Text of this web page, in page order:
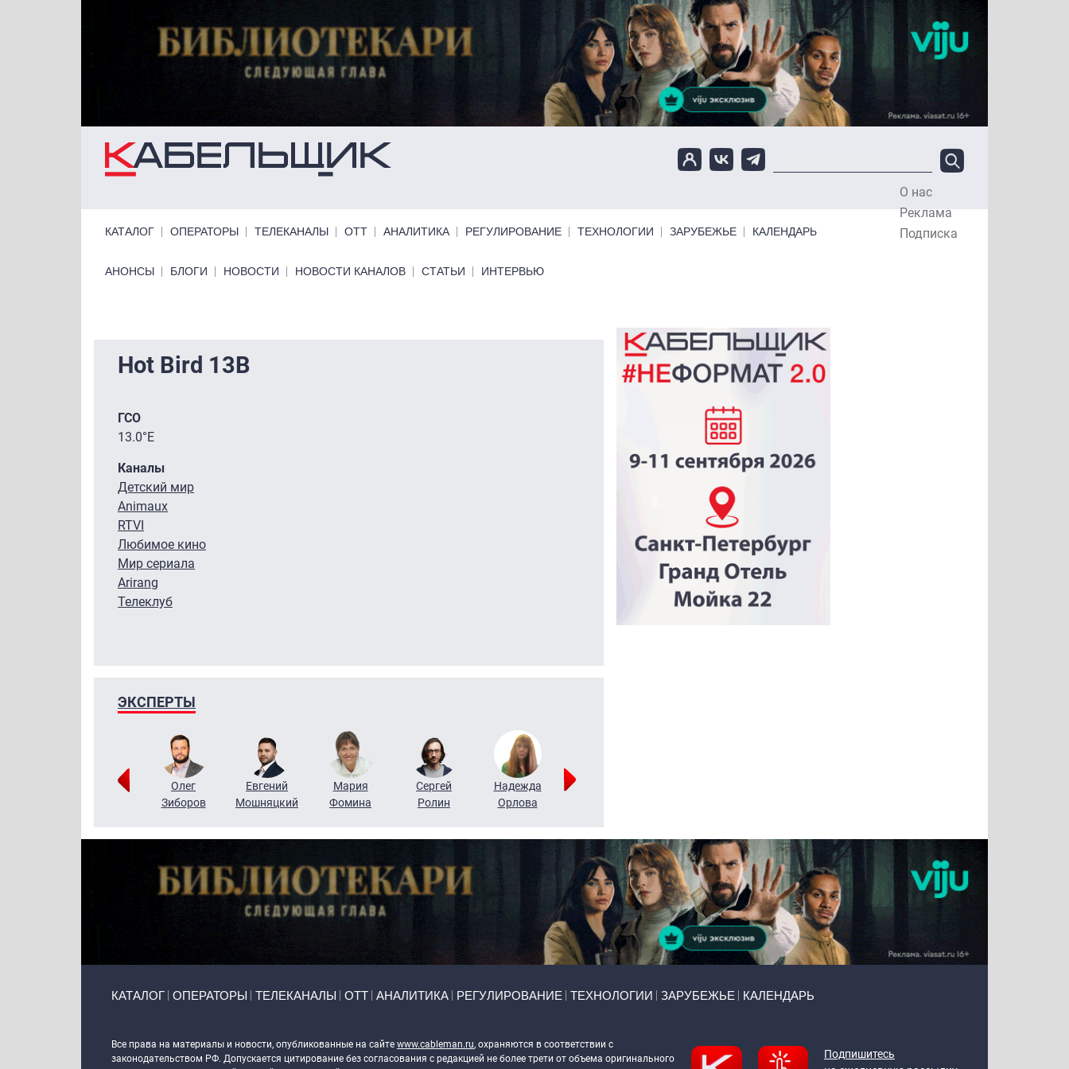
О нас
Реклама
Подписка
КАТАЛОГ ОПЕРАТОРЫ ТЕЛЕКАНАЛЫ ОТТ АНАЛИТИКА РЕГУЛИРОВАНИЕ ТЕХНОЛОГИИ ЗАРУБЕЖЬЕ КАЛЕНДАРЬ
Primary links bottom
АНОНСЫ БЛОГИ НОВОСТИ НОВОСТИ КАНАЛОВ СТАТЬИ ИНТЕРВЬЮ
Hot Bird 13B
ГСО
13.0°E
Каналы
Детский мир
Animaux
RTVI
Любимое кино
Мир сериала
Arirang
Телеклуб
ЭКСПЕРТЫ
Григорий
Олег
Зиборов
Евгений
Мошняцкий
Мария
Фомина
Сергей
Ролин
Надежда
Орлова
КАТАЛОГ ОПЕРАТОРЫ ТЕЛЕКАНАЛЫ ОТТ АНАЛИТИКА РЕГУЛИРОВАНИЕ ТЕХНОЛОГИИ ЗАРУБЕЖЬЕ КАЛЕНДАРЬ
Все права на материалы и новости, опубликованные на сайте www.cableman.ru, охраняются в соответствии с
законодательством РФ. Допускается цитирование без согласования с редакцией не более трети от объема оригинального
Подпишитесь